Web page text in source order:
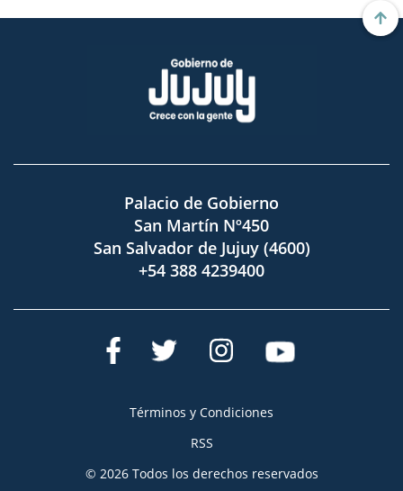
Palacio de Gobierno
San Martín Nº450
San Salvador de Jujuy (4600)
+54 388 4239400
Términos y Condiciones
RSS
© 2026 Todos los derechos reservados